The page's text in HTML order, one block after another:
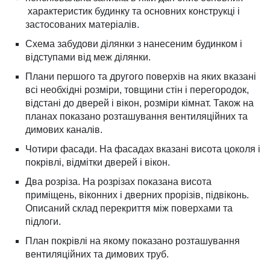
характеристик будинку та основних конструкці і
застосованих матеріалів.
Схема забудови ділянки з нанесеним будинком і
відступами від меж ділянки.
Плани першого та другого поверхів на яких вказані
всі необхідні розміри, товщини стін і перегородок,
відстані до дверей і вікон, розміри кімнат. Також на
планах показано розташування вентиляційних та
димових каналів.
Чотири фасади. На фасадах вказані висота цоколя і
покрівлі, відмітки дверей і вікон.
Два розріза. На розрізах показана висота
приміщень, віконних і дверних прорізів, підвіконь.
Описаний склад перекриття між поверхами та
підлоги.
План покрівлі на якому показано розташування
вентиляційних та димових труб.